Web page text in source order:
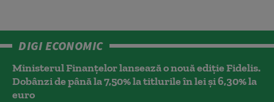
DIGI ECONOMIC
Ministerul Finanțelor lansează o nouă ediție Fidelis.
Dobânzi de până la 7,50% la titlurile în lei și 6,30% la
euro